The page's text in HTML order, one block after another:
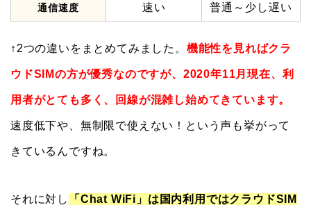
通信速度 速い 普通～少し遅い
↑2つの違いをまとめてみました。 機能性を見ればクラ
ウドSIMの方が優秀なのですが、2020年11月現在、利
用者がとても多く、回線が混雑し始めてきています。
速度低下や、無制限で使えない！という声も挙がって
きているんですね。
それに対し 「Chat WiFi」は国内利用ではクラウドSIM